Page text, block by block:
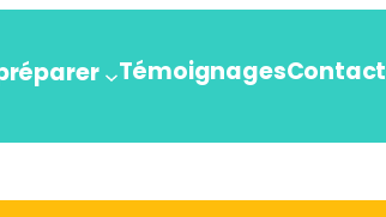
TémoignagesContact